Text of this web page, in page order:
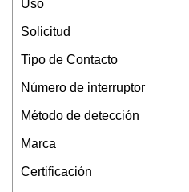
Uso
Solicitud
Tipo de Contacto
Número de interruptor
Método de detección
Marca
Certificación